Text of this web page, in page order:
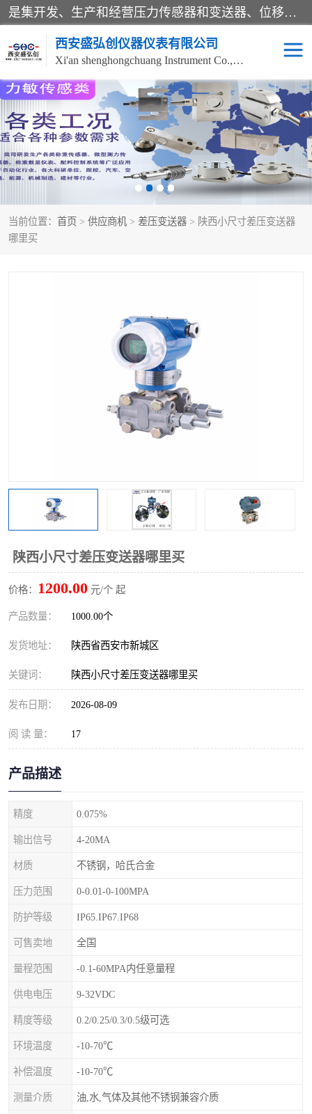
是集开发、生产和经营压力传感器和变送器、位移传感器和变送器、流量传感器和变送器、称重传感器和变送器、测力传感器和变送器、温湿度传感器和变送器、扭矩传感器、智能数显控制仪表等产品的化高新技术企业。
西安盛弘创仪器仪表有限公司
Xi'an shenghongchuang Instrument Co., Ltd
当前位置： 首页 > 供应商机 > 差压变送器 > 陕西小尺寸差压变送器
哪里买
陕西小尺寸差压变送器哪里买
价格： 1200.00 元/个 起
产品数量： 1000.00个
发货地址： 陕西省西安市新城区
关键词： 陕西小尺寸差压变送器哪里买
发布日期： 2026-08-09
阅 读 量： 17
产品描述
精度 0.075%
输出信号 4-20MA
材质 不锈钢，哈氏合金
压力范围 0-0.01-0-100MPA
防护等级 IP65.IP67.IP68
可售卖地 全国
量程范围 -0.1-60MPA内任意量程
供电电压 9-32VDC
精度等级 0.2/0.25/0.3/0.5级可选
环境温度 -10-70℃
补偿温度 -10-70℃
测量介质 油,水,气体及其他不锈钢兼容介质
称重传感器 超声波流量计
压力变送器 通用型压力变送器
流量计
位移传感器 差压变送器